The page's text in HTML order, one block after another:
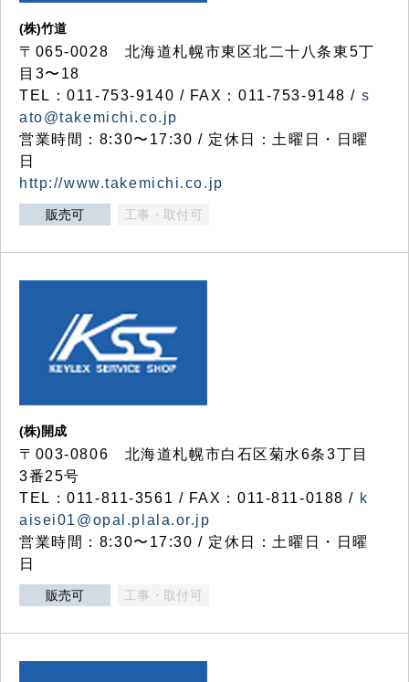
(株)竹道
〒065-0028 北海道札幌市東区北二十八条東5丁
目3〜18
TEL：011-753-9140 / FAX：011-753-9148 / s
ato@takemichi.co.jp
営業時間：8:30〜17:30 / 定休日：土曜日・日曜
日
http://www.takemichi.co.jp
販売可 工事・取付可
(株)開成
〒003-0806 北海道札幌市白石区菊水6条3丁目
3番25号
TEL：011-811-3561 / FAX：011-811-0188 / k
aisei01@opal.plala.or.jp
営業時間：8:30〜17:30 / 定休日：土曜日・日曜
日
販売可 工事・取付可